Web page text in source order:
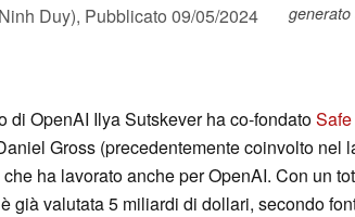
generato
Ninh Duy), Pubblicato 09/05/2024
di OpenAI Ilya Sutskever ha co-fondatoSafe
Gross (precedentemente coinvolto nel
ha lavorato anche per OpenAI. Con un
già valutata 5 miliardi di dollari, secondo